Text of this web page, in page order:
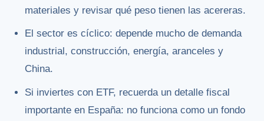
materiales y revisar qué peso tienen las acereras.
El sector es cíclico: depende mucho de demanda
industrial, construcción, energía, aranceles y
China.
Si inviertes con ETF, recuerda un detalle fiscal
importante en España: no funciona como un fondo